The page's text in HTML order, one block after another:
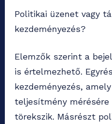
Politikai üzenet vagy
kezdeményezés?
Elemzők szerint a
is értelmezhető.
kezdeményezés,
teljesítmény
törekszik. Másrészt